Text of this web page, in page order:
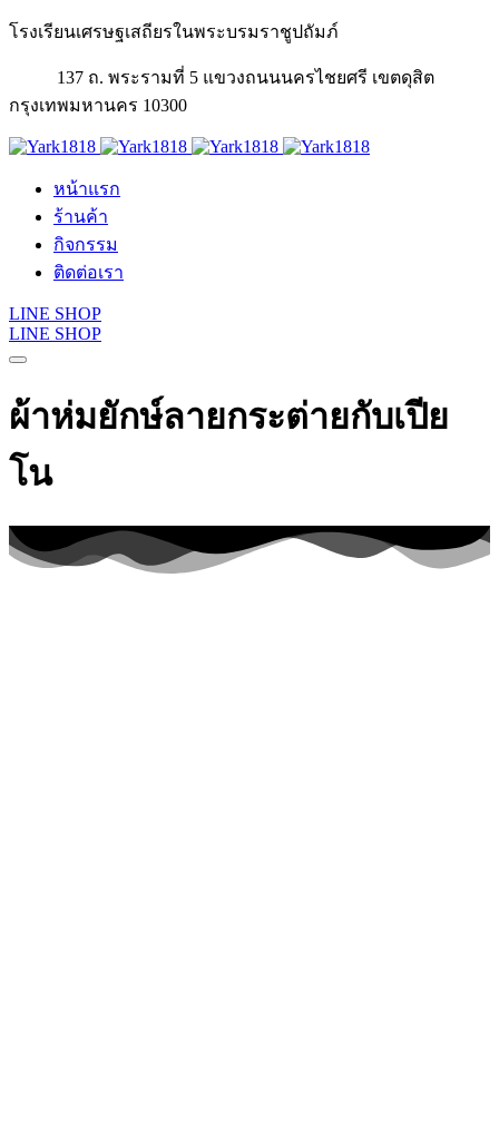
โรงเรียนเศรษฐเสถียรในพระบรมราชูปถัมภ์
137 ถ. พระรามที่ 5 แขวงถนนนครไชยศรี เขตดุสิต
กรุงเทพมหานคร 10300
หน้าแรก
ร้านค้า
กิจกรรม
ติดต่อเรา
LINE SHOP
LINE SHOP
ผ้าห่มยักษ์ลายกระต่ายกับเปีย
โน